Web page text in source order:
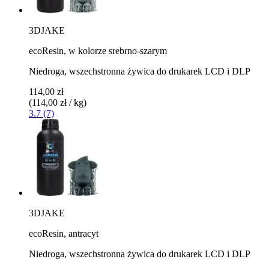
3DJAKE
ecoResin, w kolorze srebrno-szarym
Niedroga, wszechstronna żywica do drukarek LCD i DLP
114,00 zł
(114,00 zł / kg)
3.7 (7)
3DJAKE
ecoResin, antracyt
Niedroga, wszechstronna żywica do drukarek LCD i DLP